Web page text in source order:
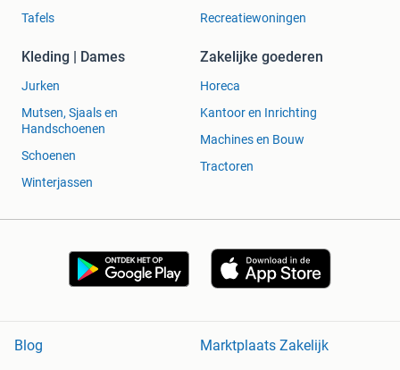
Tafels
Recreatiewoningen
Kleding | Dames
Jurken
Mutsen, Sjaals en
Handschoenen
Schoenen
Winterjassen
Zakelijke goederen
Horeca
Kantoor en Inrichting
Machines en Bouw
Tractoren
Blog
Marktplaats Zakelijk